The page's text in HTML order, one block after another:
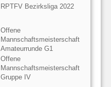
RPTFV Bezirksliga 2022
Offene
Mannschaftsmeisterschaft
Amateurrunde G1
Offene
Mannschaftsmeisterschaft
Gruppe IV